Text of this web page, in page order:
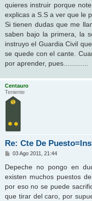
quieres instruir porque
explicas a S.S a ver que le
Si tienen dudas que me
saben bajo la primera, la
instruyo el Guardia Civil
se quede con el cante.
por aprender, pues.............
Centauro
Teniente
Re: Cte De
M
n
a
j
e
03 Ago 2011, 21:44
Depeche no pongo en
existen muchos puestos
por eso no se puede
que tirar del caro, por